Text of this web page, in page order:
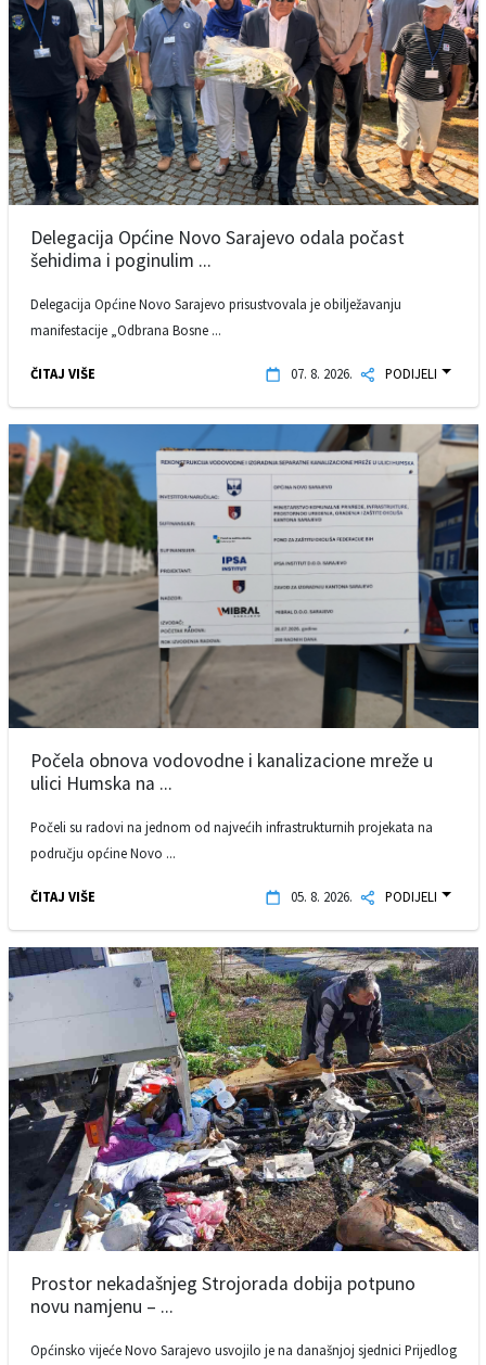
Delegacija Općine Novo Sarajevo odala počast
šehidima i poginulim ...
Delegacija Općine Novo Sarajevo prisustvovala je obilježavanju
manifestacije „Odbrana Bosne ...
ČITAJ VIŠE 07. 8. 2026. PODIJELI
Počela obnova vodovodne i kanalizacione mreže u
ulici Humska na ...
Počeli su radovi na jednom od najvećih infrastrukturnih projekata na
području općine Novo ...
ČITAJ VIŠE 05. 8. 2026. PODIJELI
Prostor nekadašnjeg Strojorada dobija potpuno
novu namjenu – ...
Općinsko vijeće Novo Sarajevo usvojilo je na današnjoj sjednici Prijedlog